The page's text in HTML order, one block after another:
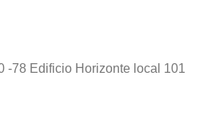
-78 Edificio Horizonte local 101